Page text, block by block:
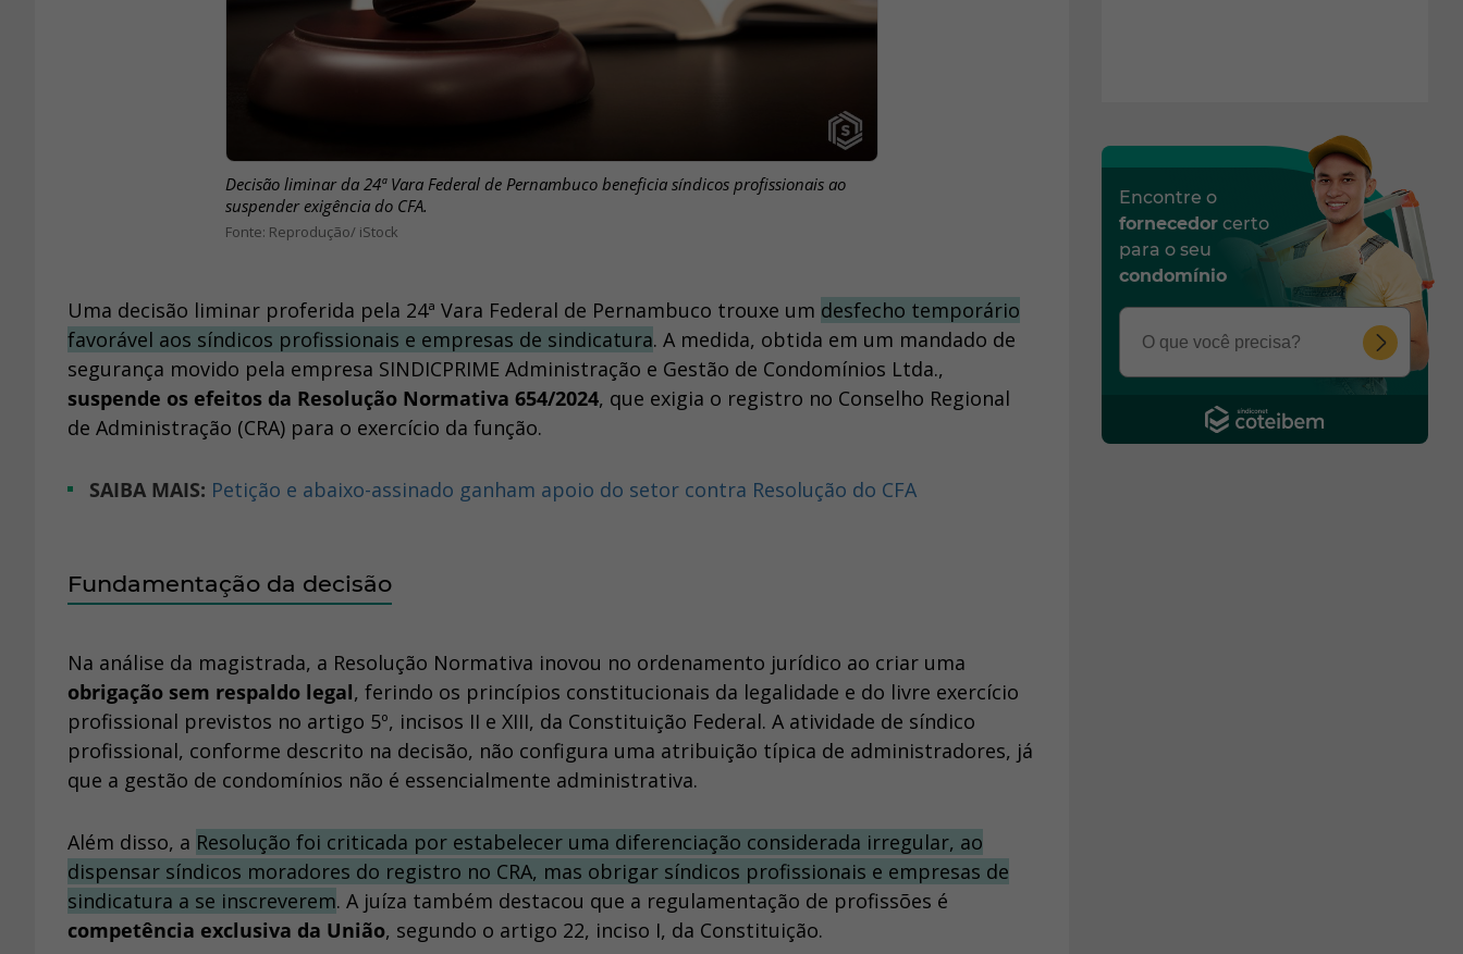
Decisão liminar da 24ª Vara Federal de Pernambuco beneficia síndicos profissionais ao
suspender exigência do CFA.
Reprodução/ iStock
Uma decisão liminar proferida pela 24ª Vara Federal de Pernambuco trouxe um desfecho temporário
favorável aos síndicos profissionais e empresas de sindicatura. A medida, obtida em um mandado de
segurança movido pela empresa SINDICPRIME Administração e Gestão de Condomínios Ltda.,
suspende os efeitos da Resolução Normativa 654/2024, que exigia o registro no Conselho Regional
de Administração (CRA) para o exercício da função.
SAIBA MAIS: Petição e abaixo-assinado ganham apoio do setor contra Resolução do CFA
Fundamentação da decisão
Na análise da magistrada, a Resolução Normativa inovou no ordenamento jurídico ao criar uma
obrigação sem respaldo legal, ferindo os princípios constitucionais da legalidade e do livre exercício
profissional previstos no artigo 5º, incisos II e XIII, da Constituição Federal. A atividade de síndico
profissional, conforme descrito na decisão, não configura uma atribuição típica de administradores, já
que a gestão de condomínios não é essencialmente administrativa.
Além disso, a Resolução foi criticada por estabelecer uma diferenciação considerada irregular, ao
dispensar síndicos moradores do registro no CRA, mas obrigar síndicos profissionais e empresas de
sindicatura a se inscreverem. A juíza também destacou que a regulamentação de profissões é
competência exclusiva da União, segundo o artigo 22, inciso I, da Constituição.
Encontre o
fornecedor certo
para o seu
condomínio